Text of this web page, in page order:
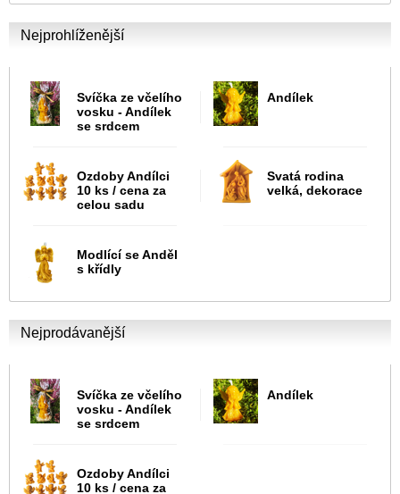
Nejprohlíženější
Svíčka ze včelího
vosku - Andílek
se srdcem
Andílek
Ozdoby Andílci
10 ks / cena za
celou sadu
Svatá rodina
velká, dekorace
Modlící se Anděl
s křídly
Nejprodávanější
Svíčka ze včelího
vosku - Andílek
se srdcem
Andílek
Ozdoby Andílci
10 ks / cena za